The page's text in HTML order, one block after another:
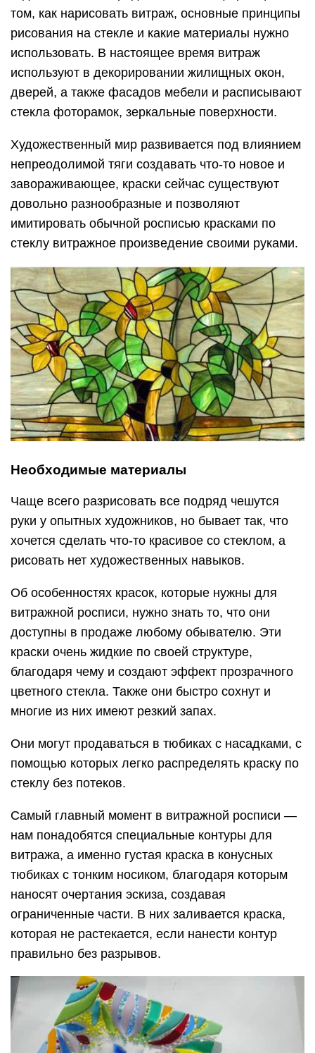
том, как нарисовать витраж, основные принципы
рисования на стекле и какие материалы нужно
использовать. В настоящее время витраж
используют в декорировании жилищных окон,
дверей, а также фасадов мебели и расписывают
стекла фоторамок, зеркальные поверхности.
Художественный мир развивается под влиянием
непреодолимой тяги создавать что-то новое и
завораживающее, краски сейчас существуют
довольно разнообразные и позволяют
имитировать обычной росписью красками по
стеклу витражное произведение своими руками.
Необходимые материалы
Чаще всего разрисовать все подряд чешутся
руки у опытных художников, но бывает так, что
хочется сделать что-то красивое со стеклом, а
рисовать нет художественных навыков.
Об особенностях красок, которые нужны для
витражной росписи, нужно знать то, что они
доступны в продаже любому обывателю. Эти
краски очень жидкие по своей структуре,
благодаря чему и создают эффект прозрачного
цветного стекла. Также они быстро сохнут и
многие из них имеют резкий запах.
Они могут продаваться в тюбиках с насадками, с
помощью которых легко распределять краску по
стеклу без потеков.
Самый главный момент в витражной росписи —
нам понадобятся специальные контуры для
витража, а именно густая краска в конусных
тюбиках с тонким носиком, благодаря которым
наносят очертания эскиза, создавая
ограниченные части. В них заливается краска,
которая не растекается, если нанести контур
правильно без разрывов.